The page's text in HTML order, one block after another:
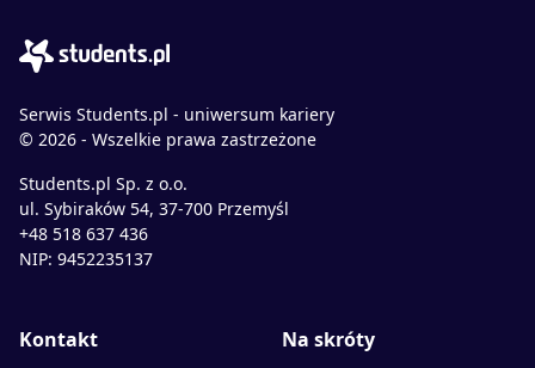
Serwis Students.pl - uniwersum kariery
© 2026 - Wszelkie prawa zastrzeżone
Students.pl Sp. z o.o.
ul. Sybiraków 54, 37-700 Przemyśl
+48 518 637 436
NIP: 9452235137
Kontakt Na skróty